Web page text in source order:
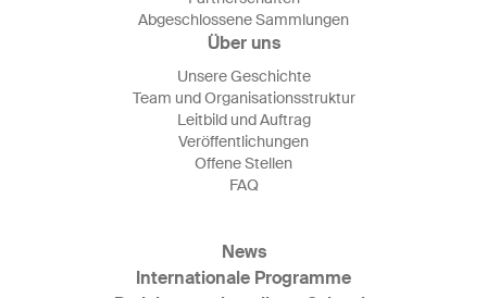
Abgeschlossene Sammlungen
Über uns
Unsere Geschichte
Team und Organisationsstruktur
Leitbild und Auftrag
Veröffentlichungen
Offene Stellen
FAQ
News
Internationale Programme